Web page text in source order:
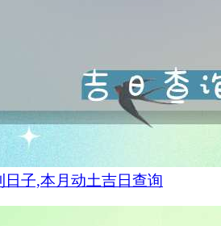
日子,本月动土吉日查询